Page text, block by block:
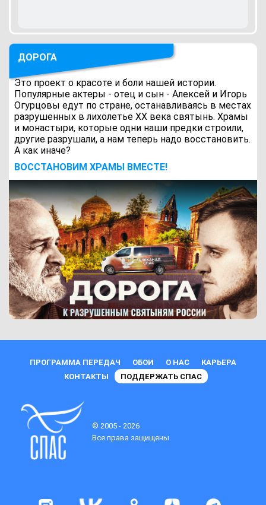
ДОРОГА
Это проект о красоте и боли нашей истории.
Популярные актеры - отец и сын - Алексей и Игорь
Огурцовы едут по стране, останавливаясь в местах
разрушенных в лихолетье ХХ века святынь. Храмы
и монастыри, которые одни наши предки строили,
другие разрушали, а нам теперь надо восстановить.
А как иначе?
ВОCСТАНОВИМ ХРАМЫ ВМЕСТЕ!
ПРОГРАММА ПЕРЕДАЧ ОБОИ О НАС
КАРЬЕРА
КОНТАКТЫ
ПОДДЕРЖАТЬ СПАС
© 2005 - 2026
Все права защищены